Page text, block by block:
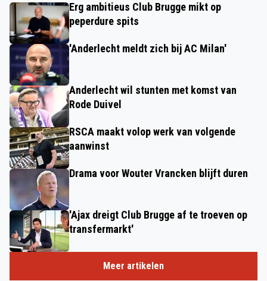
Erg ambitieus Club Brugge mikt op
peperdure spits
'Anderlecht meldt zich bij AC Milan'
Anderlecht wil stunten met komst van
Rode Duivel
RSCA maakt volop werk van volgende
aanwinst
Drama voor Wouter Vrancken blijft duren
'Ajax dreigt Club Brugge af te troeven op
transfermarkt'
Meer artikelen